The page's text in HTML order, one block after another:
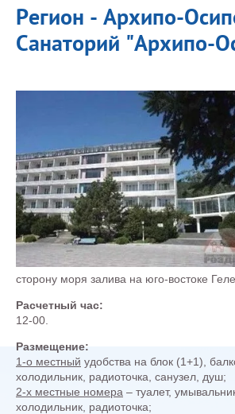
Регион - Архипо-
Санаторий "Архипо-
сторону моря залива на юго-востоке
Расчетный час:
12-00.
Размещение:
1-о местный удобства на блок (1+1),
холодильник, радиоточка, санузел, душ;
2-х местные номера – туалет,
холодильник, радиоточка;